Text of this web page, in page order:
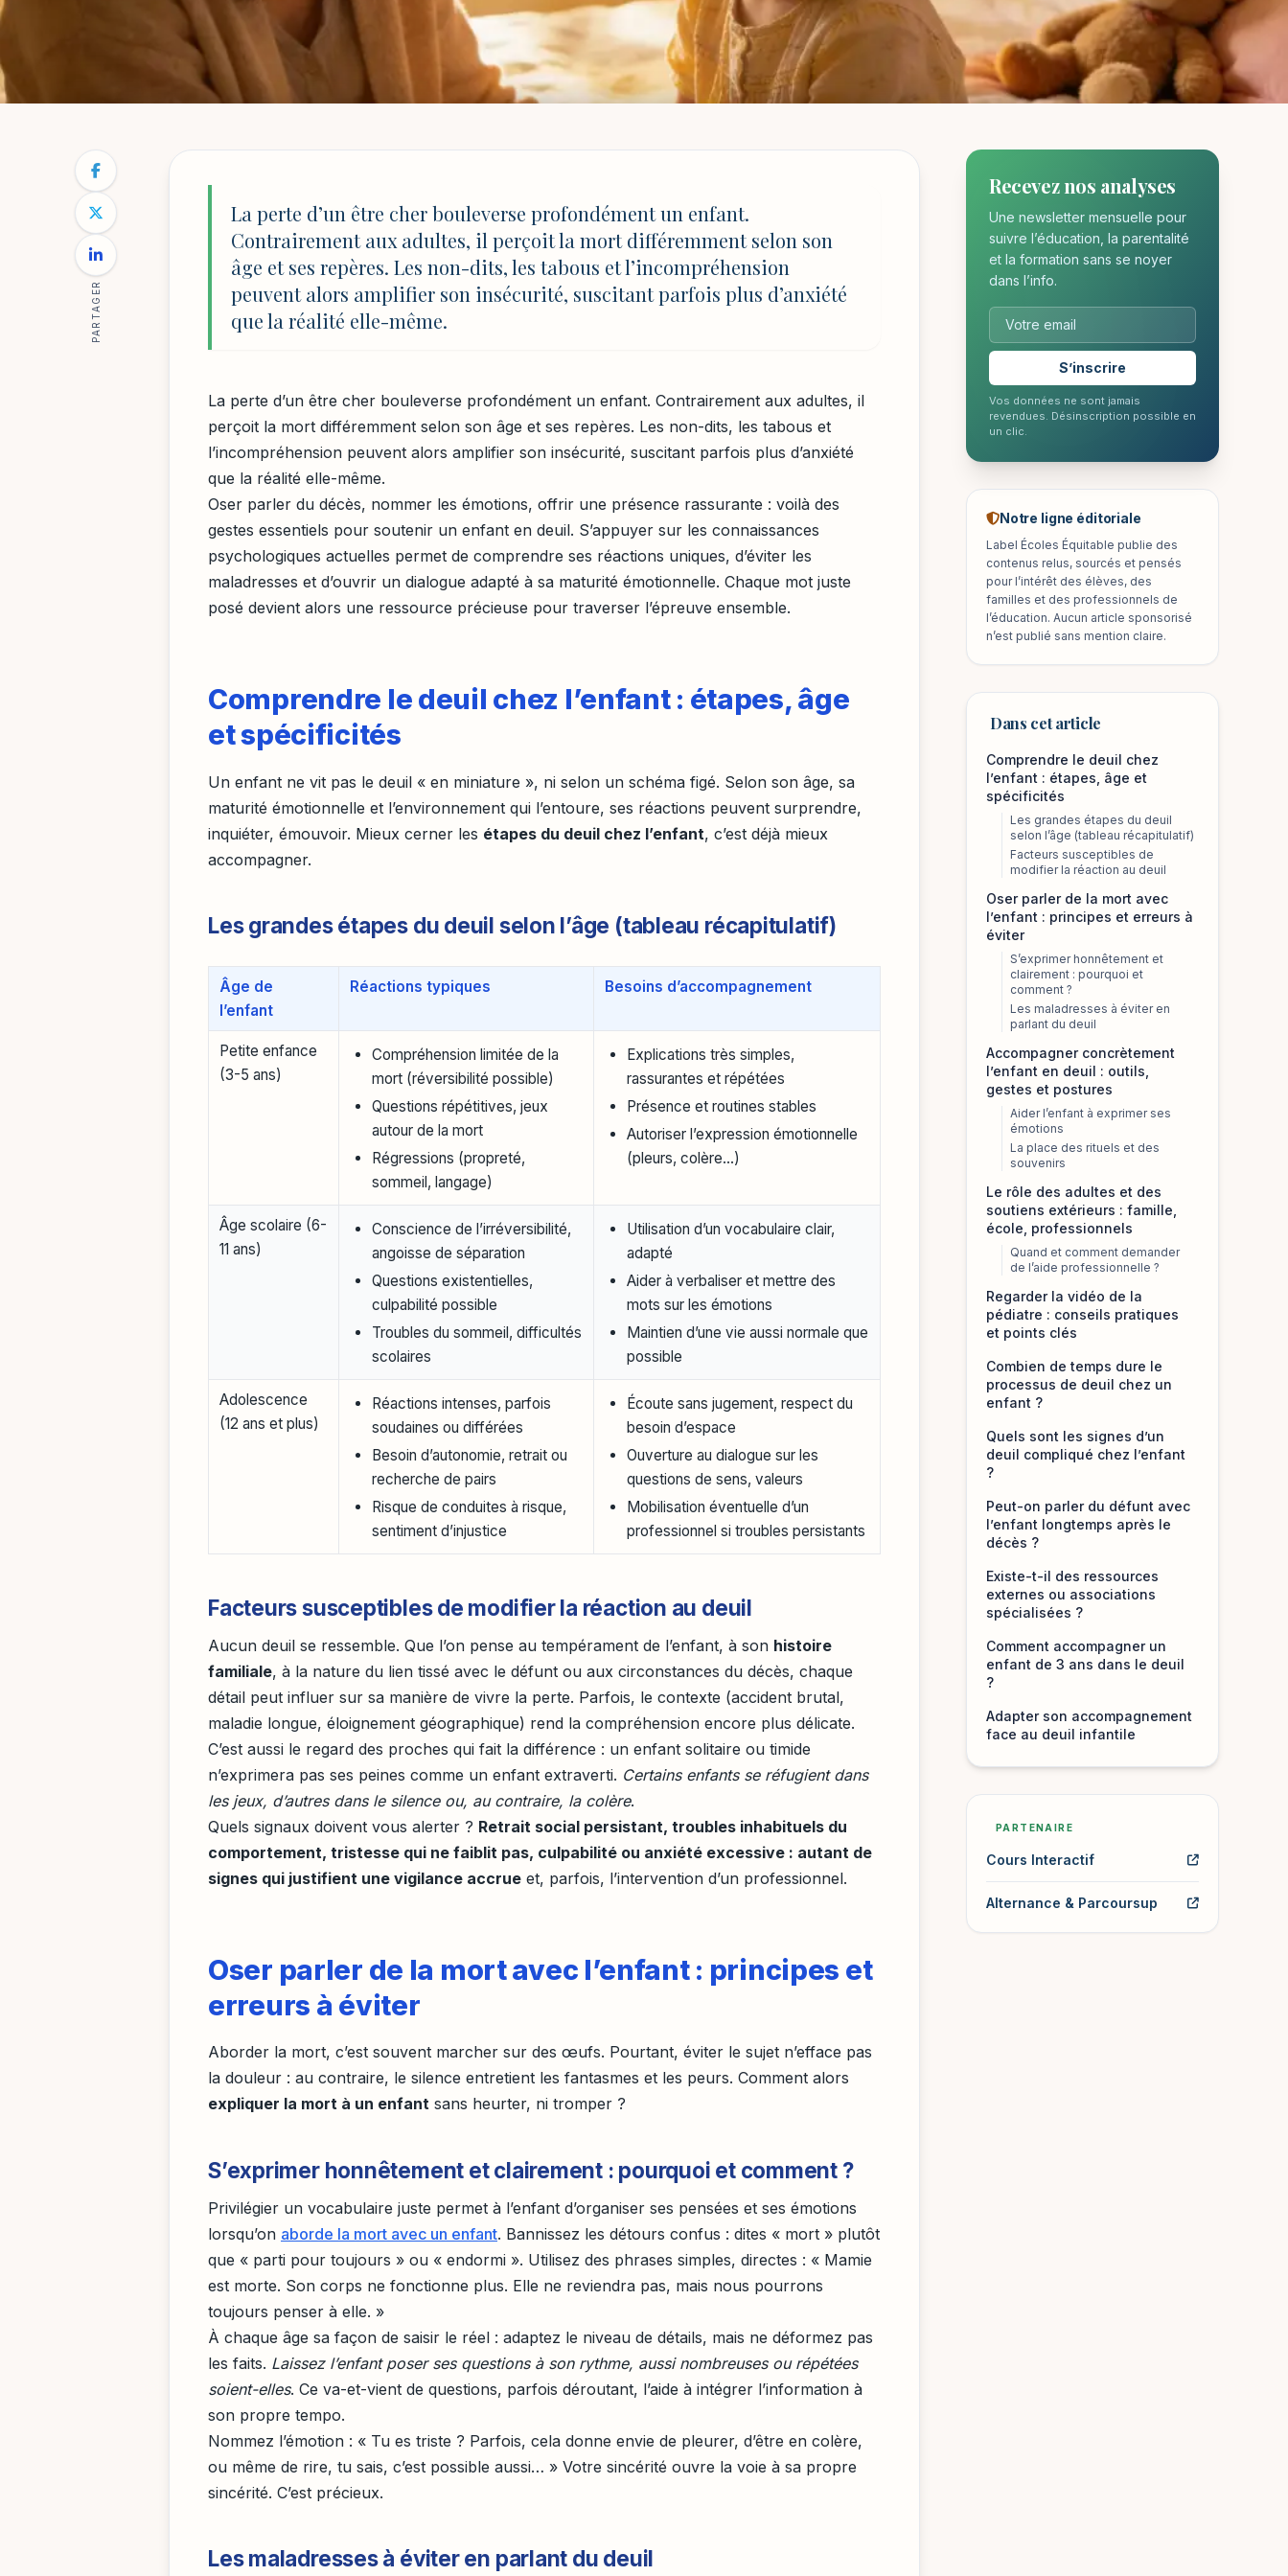
NOTRE BLOG
Accompagner le deuil chez l’enfant en
confiance
8 décembre 2025 12 min de lecture
PARTAGER
La perte d’un être cher bouleverse profondément un enfant.
Contrairement aux adultes, il perçoit la mort différemment selon son
âge et ses repères. Les non-dits, les tabous et l’incompréhension
peuvent alors amplifier son insécurité, suscitant parfois plus d’anxiété
que la réalité elle-même.
La perte d’un être cher bouleverse profondément un enfant. Contrairement aux adultes, il
perçoit la mort différemment selon son âge et ses repères. Les non-dits, les tabous et
l’incompréhension peuvent alors amplifier son insécurité, suscitant parfois plus d’anxiété
que la réalité elle-même.
Oser parler du décès, nommer les émotions, offrir une présence rassurante : voilà des
gestes essentiels pour soutenir un enfant en deuil. S’appuyer sur les connaissances
psychologiques actuelles permet de comprendre ses réactions uniques, d’éviter les
maladresses et d’ouvrir un dialogue adapté à sa maturité émotionnelle. Chaque mot juste
posé devient alors une ressource précieuse pour traverser l’épreuve ensemble.
Comprendre le deuil chez l’enfant : étapes, âge
et spécificités
Un enfant ne vit pas le deuil « en miniature », ni selon un schéma figé. Selon son âge, sa
maturité émotionnelle et l’environnement qui l’entoure, ses réactions peuvent surprendre,
inquiéter, émouvoir. Mieux cerner les étapes du deuil chez l’enfant, c’est déjà mieux
accompagner.
Les grandes étapes du deuil selon l’âge (tableau récapitulatif)
Âge de
l’enfant
Réactions typiques Besoins d’accompagnement
Petite enfance
(3-5 ans)
Compréhension limitée de la
mort (réversibilité possible)
Questions répétitives, jeux
autour de la mort
Régressions (propreté,
sommeil, langage)
Explications très simples,
rassurantes et répétées
Présence et routines stables
Autoriser l’expression émotionnelle
(pleurs, colère…)
Âge scolaire (6-
11 ans)
Conscience de l’irréversibilité,
angoisse de séparation
Questions existentielles,
culpabilité possible
Troubles du sommeil, difficultés
scolaires
Utilisation d’un vocabulaire clair,
adapté
Aider à verbaliser et mettre des
mots sur les émotions
Maintien d’une vie aussi normale que
possible
Adolescence
(12 ans et plus)
Réactions intenses, parfois
soudaines ou différées
Besoin d’autonomie, retrait ou
recherche de pairs
Risque de conduites à risque,
sentiment d’injustice
Écoute sans jugement, respect du
besoin d’espace
Ouverture au dialogue sur les
questions de sens, valeurs
Mobilisation éventuelle d’un
professionnel si troubles persistants
Facteurs susceptibles de modifier la réaction au deuil
Aucun deuil se ressemble. Que l’on pense au tempérament de l’enfant, à son histoire
familiale, à la nature du lien tissé avec le défunt ou aux circonstances du décès, chaque
détail peut influer sur sa manière de vivre la perte. Parfois, le contexte (accident brutal,
maladie longue, éloignement géographique) rend la compréhension encore plus délicate.
C’est aussi le regard des proches qui fait la différence : un enfant solitaire ou timide
n’exprimera pas ses peines comme un enfant extraverti. Certains enfants se réfugient dans
les jeux, d’autres dans le silence ou, au contraire, la colère.
Quels signaux doivent vous alerter ? Retrait social persistant, troubles inhabituels du
comportement, tristesse qui ne faiblit pas, culpabilité ou anxiété excessive : autant de
signes qui justifient une vigilance accrue et, parfois, l’intervention d’un professionnel.
Oser parler de la mort avec l’enfant : principes et
erreurs à éviter
Aborder la mort, c’est souvent marcher sur des œufs. Pourtant, éviter le sujet n’efface pas
la douleur : au contraire, le silence entretient les fantasmes et les peurs. Comment alors
expliquer la mort à un enfant sans heurter, ni tromper ?
S’exprimer honnêtement et clairement : pourquoi et comment ?
Privilégier un vocabulaire juste permet à l’enfant d’organiser ses pensées et ses émotions
lorsqu’on aborde la mort avec un enfant. Bannissez les détours confus : dites « mort » plutôt
que « parti pour toujours » ou « endormi ». Utilisez des phrases simples, directes : « Mamie
est morte. Son corps ne fonctionne plus. Elle ne reviendra pas, mais nous pourrons
toujours penser à elle. »
À chaque âge sa façon de saisir le réel : adaptez le niveau de détails, mais ne déformez pas
les faits. Laissez l’enfant poser ses questions à son rythme, aussi nombreuses ou répétées
soient-elles. Ce va-et-vient de questions, parfois déroutant, l’aide à intégrer l’information à
son propre tempo.
Nommez l’émotion : « Tu es triste ? Parfois, cela donne envie de pleurer, d’être en colère,
ou même de rire, tu sais, c’est possible aussi… » Votre sincérité ouvre la voie à sa propre
sincérité. C’est précieux.
Les maladresses à éviter en parlant du deuil
Recevez nos analyses
Une newsletter mensuelle pour
suivre l’éducation, la parentalité
et la formation sans se noyer
dans l’info.
S’inscrire
Vos données ne sont jamais
revendues. Désinscription possible en
un clic.
Notre ligne éditoriale
Label Écoles Équitable publie des
contenus relus, sourcés et pensés
pour l’intérêt des élèves, des
familles et des professionnels de
l’éducation. Aucun article sponsorisé
n’est publié sans mention claire.
Dans cet article
Comprendre le deuil chez
l’enfant : étapes, âge et
spécificités
Les grandes étapes du deuil
selon l’âge (tableau récapitulatif)
Facteurs susceptibles de
modifier la réaction au deuil
Oser parler de la mort avec
l’enfant : principes et erreurs à
éviter
S’exprimer honnêtement et
clairement : pourquoi et
comment ?
Les maladresses à éviter en
parlant du deuil
Accompagner concrètement
l’enfant en deuil : outils,
gestes et postures
Aider l’enfant à exprimer ses
émotions
La place des rituels et des
souvenirs
Le rôle des adultes et des
soutiens extérieurs : famille,
école, professionnels
Quand et comment demander
de l’aide professionnelle ?
Regarder la vidéo de la
pédiatre : conseils pratiques
et points clés
Combien de temps dure le
processus de deuil chez un
enfant ?
Quels sont les signes d’un
deuil compliqué chez l’enfant
?
Peut-on parler du défunt avec
l’enfant longtemps après le
décès ?
Existe-t-il des ressources
externes ou associations
spécialisées ?
Comment accompagner un
enfant de 3 ans dans le deuil
?
Adapter son accompagnement
face au deuil infantile
PARTENAIRE
Cours Interactif
Alternance & Parcoursup